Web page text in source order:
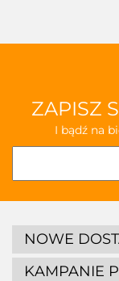
ZAPISZ
I bądź na
NOWE
KAMPANIE